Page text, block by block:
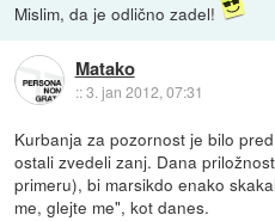
Mislim, da je odlično zadel!
Matako
::3. jan 2012, 07:31
Kurbanja za pozornost je bilo
ostali zvedeli zanj. Dana
primeru), bi marsikdo enako
me, glejte me", kot danes.